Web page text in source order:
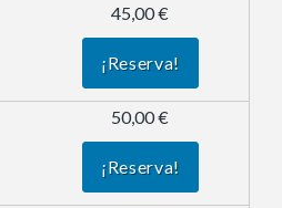
45,00 €
¡Reserva!
50,00 €
¡Reserva!